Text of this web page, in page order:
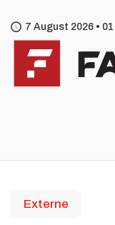
7 August 2026 • 01
Externe